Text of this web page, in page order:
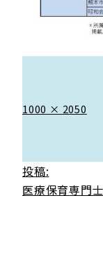
フ
ズ
1000 × 2050
投
稿
投稿:
医療保育専門